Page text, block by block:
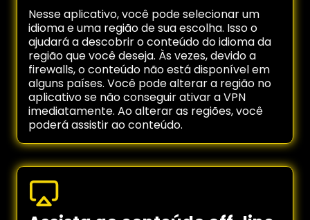
Nesse aplicativo, você pode selecionar um
idioma e uma região de sua escolha. Isso o
ajudará a descobrir o conteúdo do idioma da
região que você deseja. Às vezes, devido a
firewalls, o conteúdo não está disponível em
alguns países. Você pode alterar a região no
aplicativo se não conseguir ativar a VPN
imediatamente. Ao alterar as regiões, você
poderá assistir ao conteúdo.